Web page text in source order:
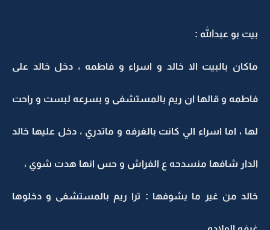
بيت بو عبدالله :
ماكان بالبيت الا خالد و اسراء و فاطمه ، دخل خالد على
فاطمه و قالها ان ريم بالمستشفى و بسرعه لبست و راحت
لها ، اما اسراء الي كانت بالغرفه و ماتدري ، دخل عليها خالد
الدار شافها منسدحه ع الفراش و حس انها هدت شوي ،
خالد من غير ما يشوفها : ترا ريم بالمستشفى و دخلوها